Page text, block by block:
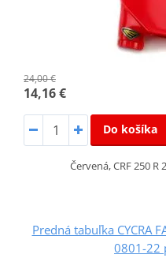
24,00 €
14,16 €
Do košíka
Červená, CRF 250 R
Predná tabuľka CYCRA
0801-22